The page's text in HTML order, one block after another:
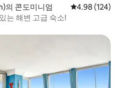
의 콘도미니엄 평점 4.98점(5
4.98 (124)
는 해변 고급 숙소!